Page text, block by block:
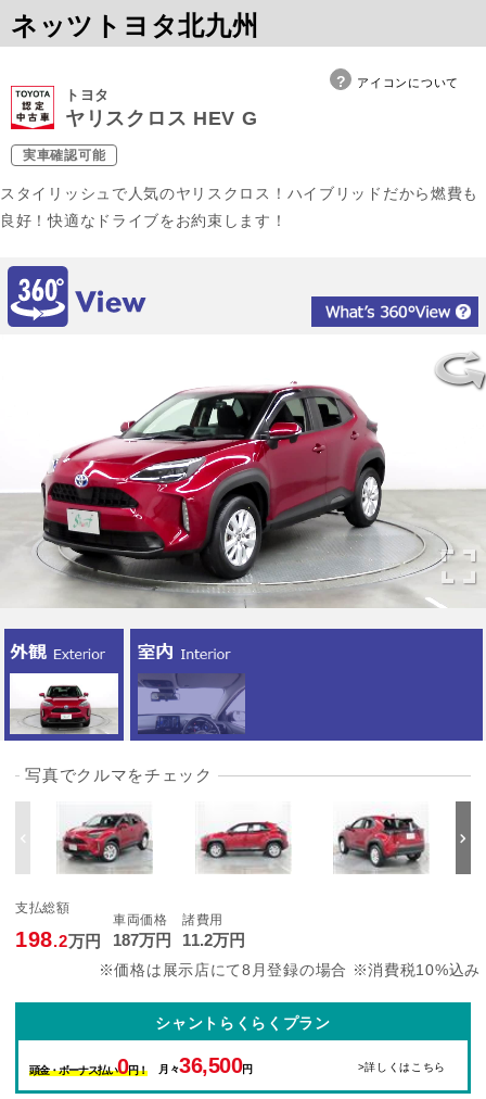
ネッツトヨタ北九州
アイコンについて
トヨタ
ヤリスクロス HEV G
実車確認可能
スタイリッシュで人気のヤリスクロス！ハイブリッドだから燃費も
良好！快適なドライブをお約束します！
写真でクルマをチェック
支払総額
198.2万円
車両価格
187万円
諸費用
11.2万円
※価格は展示店にて8月登録の場合 ※消費税10%込み
シャントらくらくプラン
頭金・ボーナス払い0円！ 月々36,500円 >詳しくはこちら